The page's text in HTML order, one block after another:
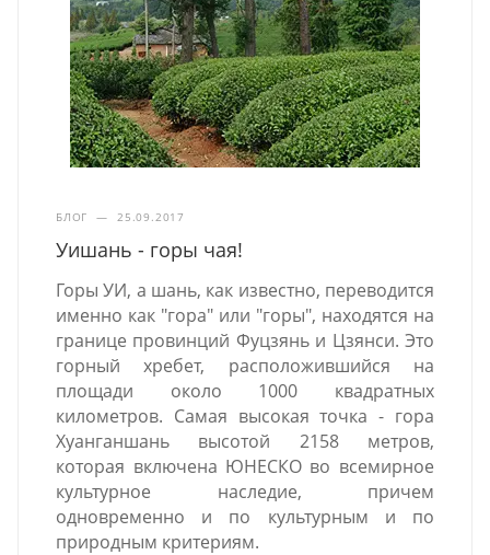
БЛОГ — 25.09.2017
Уишань - горы чая!
Горы УИ, а шань, как известно, переводится
именно как "гора" или "горы", находятся на
границе провинций Фуцзянь и Цзянси. Это
горный хребет, расположившийся на
площади около 1000 квадратных
километров. Самая высокая точка - гора
Хуанганшань высотой 2158 метров,
которая включена ЮНЕСКО во всемирное
культурное наследие, причем
одновременно и по культурным и по
природным критериям.